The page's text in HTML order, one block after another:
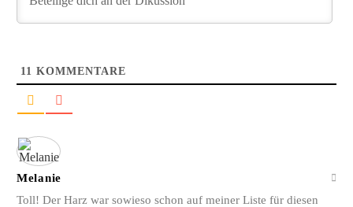
11 KOMMENTARE
Melanie
Toll! Der Harz war sowieso schon auf meiner Liste für diesen